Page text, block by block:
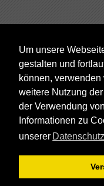
Um unsere
gestalten und
können,
weitere Nutzung
der Verwendung
Informationen zu
unserer